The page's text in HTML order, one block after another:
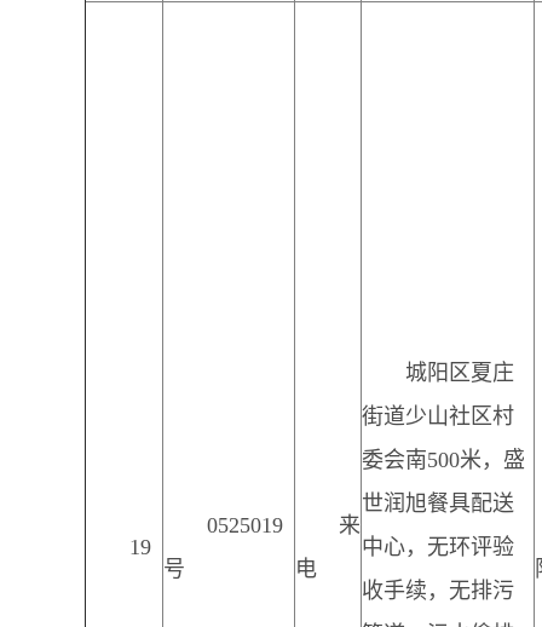
19
0525019
号
来
电
城阳区夏庄
街道少山社区村
委会南500米，盛
世润旭餐具配送
中心，无环评验
收手续，无排污